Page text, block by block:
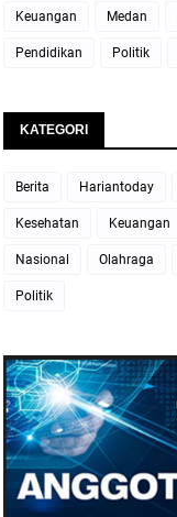
Keuangan Medan
Pendidikan Politik
KATEGORI
Berita Hariantoday
Kesehatan Keuangan
Nasional Olahraga
Politik